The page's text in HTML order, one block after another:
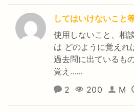
してはいけないこと
使用しないこと、相
は どのように覚えれ
過去問に出ているも
覚え......
2
200 M